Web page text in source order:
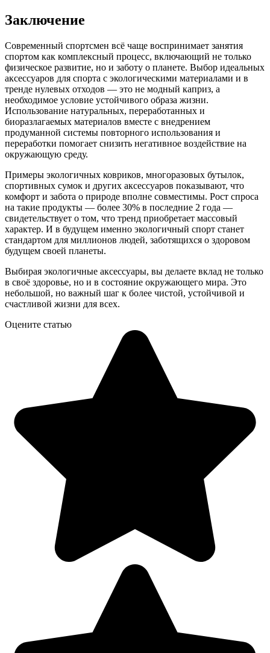
Заключение
Современный спортсмен всё чаще воспринимает занятия
спортом как комплексный процесс, включающий не только
физическое развитие, но и заботу о планете. Выбор идеальных
аксессуаров для спорта с экологическими материалами и в
тренде нулевых отходов — это не модный каприз, а
необходимое условие устойчивого образа жизни.
Использование натуральных, переработанных и
биоразлагаемых материалов вместе с внедрением
продуманной системы повторного использования и
переработки помогает снизить негативное воздействие на
окружающую среду.
Примеры экологичных ковриков, многоразовых бутылок,
спортивных сумок и других аксессуаров показывают, что
комфорт и забота о природе вполне совместимы. Рост спроса
на такие продукты — более 30% в последние 2 года —
свидетельствует о том, что тренд приобретает массовый
характер. И в будущем именно экологичный спорт станет
стандартом для миллионов людей, заботящихся о здоровом
будущем своей планеты.
Выбирая экологичные аксессуары, вы делаете вклад не только
в своё здоровье, но и в состояние окружающего мира. Это
небольшой, но важный шаг к более чистой, устойчивой и
счастливой жизни для всех.
Оцените статью